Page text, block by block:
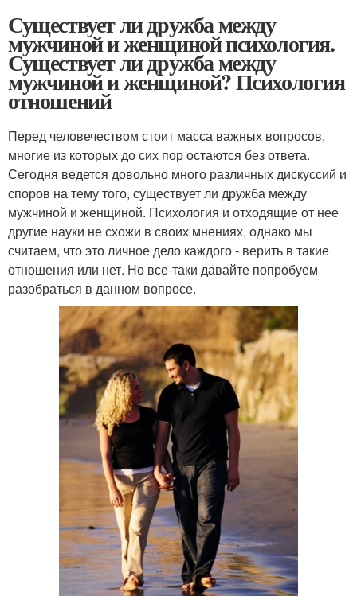
Существует ли дружба между
мужчиной и женщиной психология.
Существует ли дружба между
мужчиной и женщиной? Психология
отношений
Перед человечеством стоит масса важных вопросов,
многие из которых до сих пор остаются без ответа.
Сегодня ведется довольно много различных дискуссий и
споров на тему того, существует ли дружба между
мужчиной и женщиной. Психология и отходящие от нее
другие науки не схожи в своих мнениях, однако мы
считаем, что это личное дело каждого - верить в такие
отношения или нет. Но все-таки давайте попробуем
разобраться в данном вопросе.